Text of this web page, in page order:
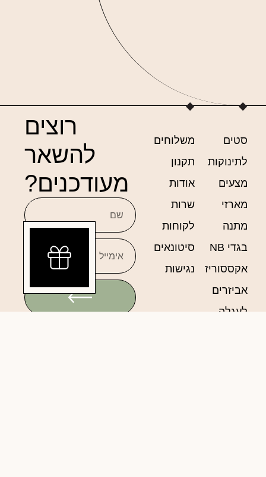
סטים
לתינוקות
מצעים
מארזי
מתנה
בגדי NB
אקססוריז
אביזרים
לעגלה
משלוחים
תקנון
אודות
שרות
לקוחות
סיטונאים
נגישות
רוצים
להשאר
מעודכנים?